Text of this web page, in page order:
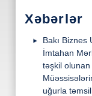
Xəbərlər
Bakı Biznes
İmtahan
təşkil olunan
uğurla